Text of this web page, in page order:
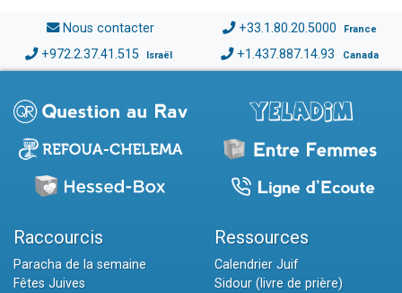
Nous contacter +33.1.80.20.5000 France
+972.2.37.41.515 Israël +1.437.887.14.93 Canada
Raccourcis
Paracha de la semaine
Fêtes Juives
Ressources
Calendrier Juif
Sidour (livre de prière)